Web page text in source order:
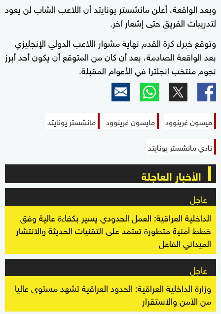
وبعد الواقعة، أعلن مانشستر يونايتد أن اللاعب الشاب لن يعود
لتدريبات الفريق حتى إشعار آخر.
وتوقع خبراء كرة القدم نهاية مشوار اللاعب الدولي الإنجليزي
بعد الواقعة الصادمة، بعد أن كان من المتوقع أن يكون أحد أبرز
نجوم منتخب إنجلترا في الأعوام المقبلة.
ميسون غرينوود مايسون غرينوود
مانشستر يونايتد
نادي مانشستر يونايتد
الأخبار العاجلة
عاجل
الداخلية العراقية: العمل الحدودي يسير بكفاءة عالية وفق
خطط أمنية متطورة تعتمد على التقنيات الحديثة والانتشار
الميداني الفاعل
عاجل
وزارة الداخلية العراقية: الحدود العراقية تشهد مستوى عاليا
من الأمن والاستقرار